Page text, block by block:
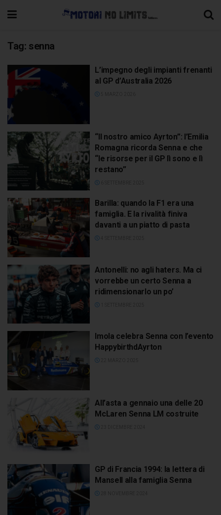
Tag: senna
L’impegno degli impianti frenanti
al GP d’Australia 2026
“Il nostro amico Ayrton”: l’Emilia
Romagna ricorda Senna e che
“le risorse per il GP lì sono e lì
restano”
Barilla: quando la F1 era una
famiglia. E la rivalità finiva
davanti a un piatto di pasta
Antonelli: no agli haters. Ma ci
vorrebbe un certo Senna a
ridimensionarlo un po’
Imola celebra Senna con l’evento
HappybirthdAyrton
All’asta a gennaio una delle 20
McLaren Senna LM costruite
GP di Francia 1994: la lettera di
Mansell alla famiglia Senna